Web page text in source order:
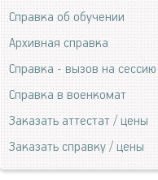
Справка об обучении
Архивная справка
Справка - вызов на сессию
Справка в военкомат
Заказать аттестат / цены
Заказать справку / цены